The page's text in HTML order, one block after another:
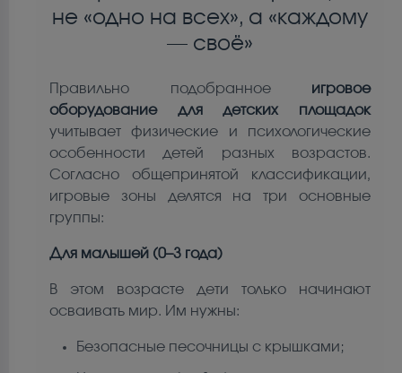
не «одно на всех», а «каждому
— своё»
Правильно подобранное игровое
оборудование для детских площадок
учитывает физические и психологические
особенности детей разных возрастов.
Согласно общепринятой классификации,
игровые зоны делятся на три основные
группы:
Для малышей (0–3 года)
В этом возрасте дети только начинают
осваивать мир. Им нужны:
Безопасные песочницы с крышками;